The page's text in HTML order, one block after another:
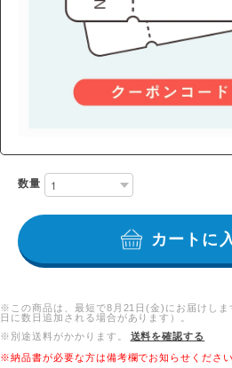
数量
カートに
※この商品は、最短で8月21日(金)にお届けしま
日に数日追加される場合があります）。
※別途送料がかかります。
送料を確認する
※納品書が必要な方は備考欄でお知らせくださ